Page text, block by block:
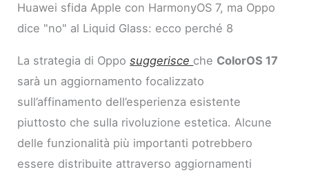
Huawei sfida Apple con HarmonyOS 7, ma Oppo
dice "no" al Liquid Glass: ecco perché 8
La strategia di Opposuggerisce che ColorOS 17
sarà un aggiornamento focalizzato
sull’affinamento dell’esperienza esistente
piuttosto che sulla rivoluzione estetica. Alcune
delle funzionalità più importanti potrebbero
essere distribuite attraverso aggiornamenti